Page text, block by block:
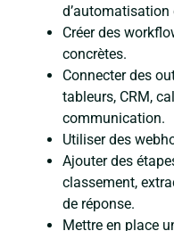
d’automatisation
Créer des
concrètes.
Connecter des
tableurs, CRM,
communication.
Utiliser des
Ajouter des
classement,
de réponse.
Mettre en place